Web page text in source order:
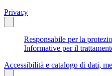
Privacy
Responsabile per la
Informative per il
Accessibilità e catalogo di dati,